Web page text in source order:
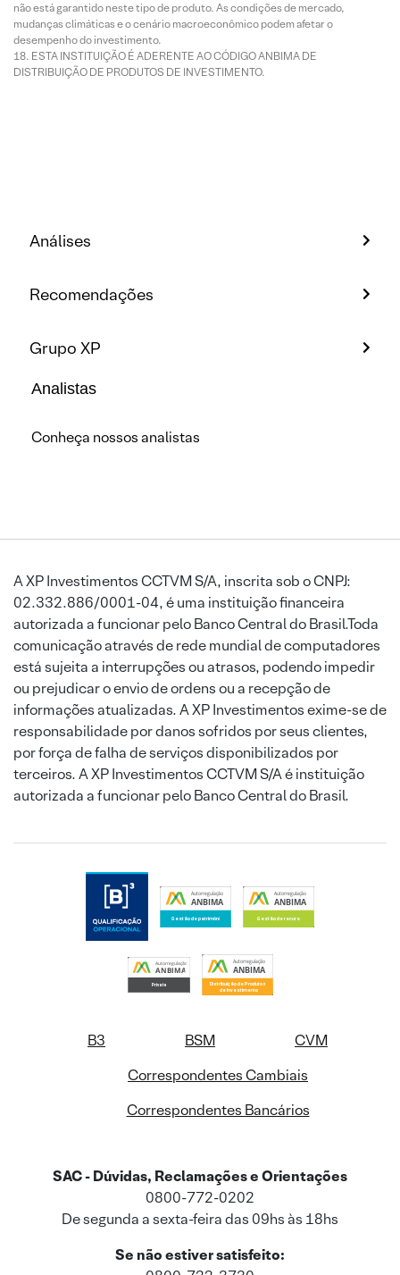
não está garantido neste tipo de produto. As condições de mercado,
mudanças climáticas e o cenário macroeconômico podem afetar o
desempenho do investimento.
ESTA INSTITUIÇÃO É ADERENTE AO CÓDIGO ANBIMA DE
DISTRIBUIÇÃO DE PRODUTOS DE INVESTIMENTO.
Análises
Recomendações
Grupo XP
Analistas
Conheça nossos analistas
A XP Investimentos CCTVM S/A, inscrita sob o CNPJ:
02.332.886/0001-04, é uma instituição financeira
autorizada a funcionar pelo Banco Central do Brasil.Toda
comunicação através de rede mundial de computadores
está sujeita a interrupções ou atrasos, podendo impedir
ou prejudicar o envio de ordens ou a recepção de
informações atualizadas. A XP Investimentos exime-se de
responsabilidade por danos sofridos por seus clientes,
por força de falha de serviços disponibilizados por
terceiros. A XP Investimentos CCTVM S/A é instituição
autorizada a funcionar pelo Banco Central do Brasil.
B3 BSM
CVM
Correspondentes Cambiais
Correspondentes Bancários
SAC - Dúvidas, Reclamações e Orientações
0800-772-0202
De segunda a sexta-feira das 09hs às 18hs
Se não estiver satisfeito: